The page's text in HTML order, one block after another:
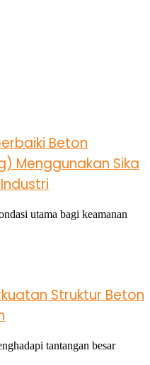
Beton
Menggunakan Sika
utama bagi keamanan
Struktur Beton
tantangan besar